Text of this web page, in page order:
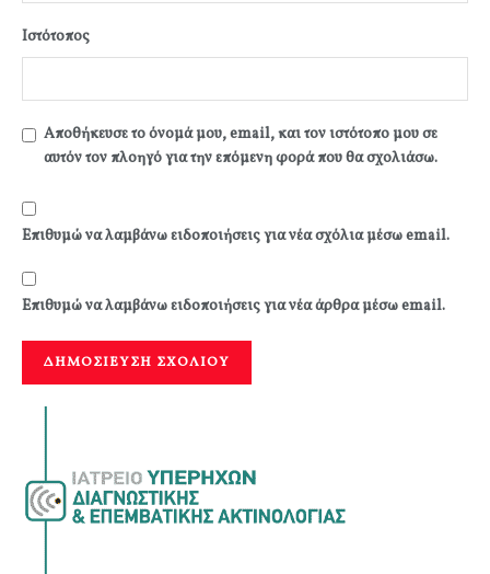
Ιστότοπος
Αποθήκευσε το όνομά μου, email, και τον ιστότοπο μου σε
αυτόν τον πλοηγό για την επόμενη φορά που θα σχολιάσω.
Επιθυμώ να λαμβάνω ειδοποιήσεις για νέα σχόλια μέσω email.
Επιθυμώ να λαμβάνω ειδοποιήσεις για νέα άρθρα μέσω email.